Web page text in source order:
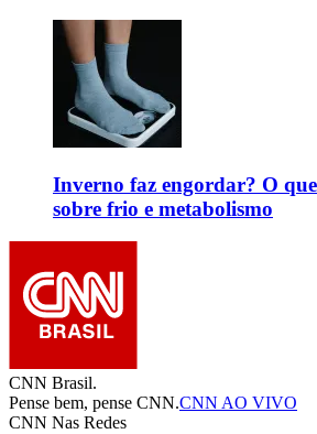
Inverno faz engordar? O
sobre frio e metabolismo
CNN Brasil.
Pense bem, pense CNN.CNN AO VIVO
CNN Nas Redes